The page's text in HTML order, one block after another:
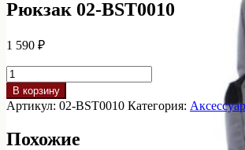
Рюкзак 02-BST0010
1 590 ₽
Количество
товара
Рюкзак
02-
В корзину
Артикул: 02-BST0010 Категория:
Похожие